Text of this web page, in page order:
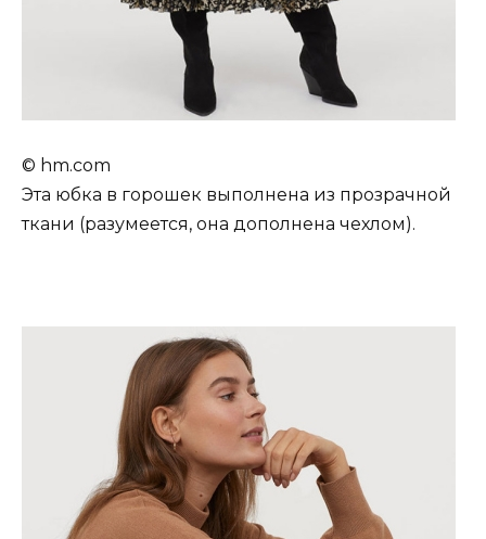
© hm.com
Эта юбка в горошек выполнена из прозрачной
ткани (разумеется, она дополнена чехлом).